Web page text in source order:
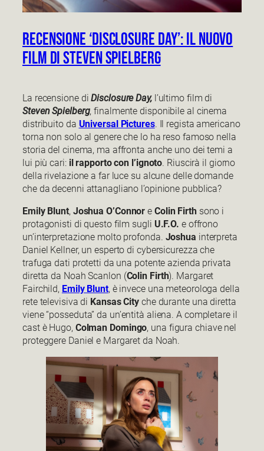
Recensione ‘Disclosure Day’: il nuovo
film di Steven Spielberg
La recensione diDisclosure Day,l’ultimo film di
Steven Spielberg, finalmente disponibile al cinema
distribuito da Universal Pictures. Il regista americano
torna non solo al genere che lo ha reso famoso nella
storia del cinema, ma affronta anche uno dei temi a
lui più cari: il rapporto con l’ignoto. Riuscirà il giorno
della rivelazione a far luce su alcune delle domande
che da decenni attanagliano l’opinione pubblica?
Emily Blunt, Joshua O’Connor e Colin Firthsono i
protagonisti di questo film sugli U.F.O. e offrono
un’interpretazione molto profonda. Joshua interpreta
Daniel Kellner, un esperto di cybersicurezza che
trafuga dati protetti da una potente azienda privata
diretta da Noah Scanlon (Colin Firth). Margaret
Fairchild, Emily Blunt, è invece una meteorologa della
rete televisiva di Kansas City che durante una diretta
viene “posseduta” da un’entità aliena. A completare il
cast è Hugo, Colman Domingo, una figura chiave nel
proteggere Daniel e Margaret da Noah.